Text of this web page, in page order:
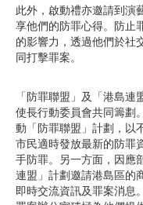
此外，啟動禮亦邀請到演
享他們的防罪心得。防止
的影響力，透過他們於社
同打擊罪案。
「防罪聯盟」及「港島
使長行動委員會共同籌劃
動「防罪聯盟」計劃，以
市民適時發放最新的防罪
手防罪。另一方面，因應
連盟」計劃邀請港島區的
即時交流資訊及罪案消息